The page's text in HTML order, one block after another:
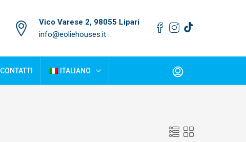
Vico Varese 2, 98055 Lipari
info@eoliehouses.it
CONTATTI ITALIANO